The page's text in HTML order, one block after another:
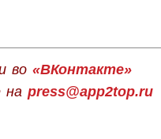
во «ВКонтакте»
на press@app2top.ru